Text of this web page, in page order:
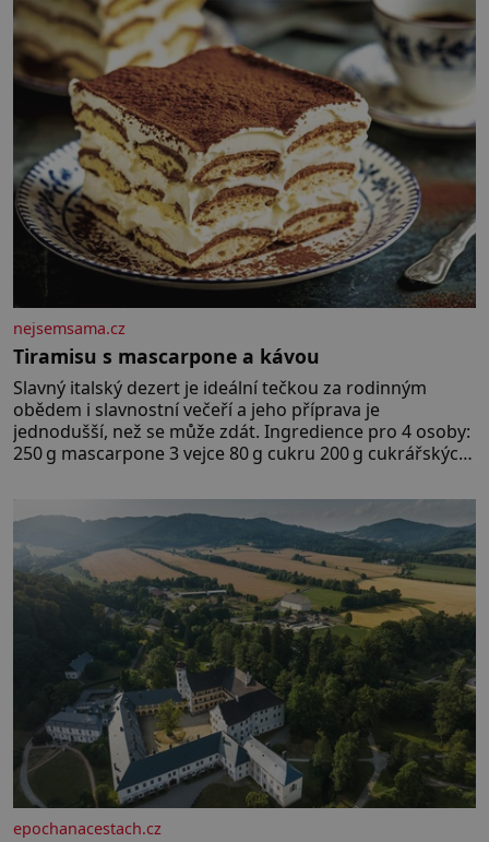
nejsemsama.cz
Tiramisu s mascarpone a kávou
Slavný italský dezert je ideální tečkou za rodinným
obědem i slavnostní večeří a jeho příprava je
jednodušší, než se může zdát. Ingredience pro 4 osoby:
250 g mascarpone 3 vejce 80 g cukru 200 g cukrářských
posypání Postup: Oddělte žloutky od bílků. Žloutky
vyšlehejte s cukrem do světlé pěny a postupně do nich
vmíchejte mascarpone, aby vznikl hladký
epochanacestach.cz